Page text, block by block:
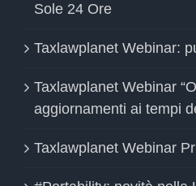
Sole 24 Ore
Taxlawplanet Webinar:
Taxlawplanet Webinar
aggiornamenti ai tempi
Taxlawplanet Webinar